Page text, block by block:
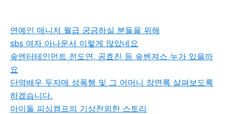
연예인 매니저 월급 궁금하실 분들을 위해
sbs 여자 아나운서 이렇게 많았네요
숲엔터테인먼트 전도연, 공효진 등 숲벤져스 누가 있을까
요
단역배우 두자매 성폭행 및 그 어머니 장연록 살펴보도록
하겠습니다.
아이돌 피싱캠프의 기상천외한 스토리